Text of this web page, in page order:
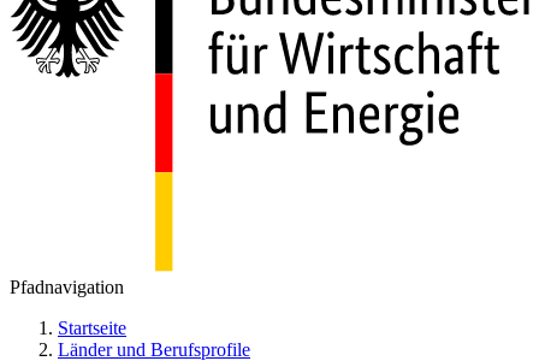
Pfadnavigation
Startseite
Länder und Berufsprofile